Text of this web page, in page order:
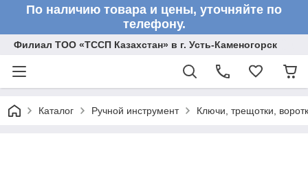
По наличию товара и цены, уточняйте по
телефону.
Филиал ТОО «ТССП Казахстан» в г. Усть-Каменогорск
Каталог Ручной инструмент Ключи, трещотки,